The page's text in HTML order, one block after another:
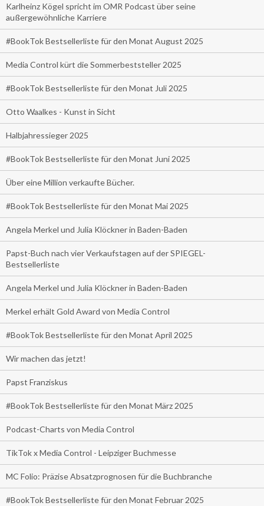
Karlheinz Kögel spricht im OMR Podcast über seine
außergewöhnliche Karriere
#BookTok Bestsellerliste für den Monat August 2025
Media Control kürt die Sommerbeststeller 2025
#BookTok Bestsellerliste für den Monat Juli 2025
Otto Waalkes - Kunst in Sicht
Halbjahressieger 2025
#BookTok Bestsellerliste für den Monat Juni 2025
Über eine Million verkaufte Bücher.
#BookTok Bestsellerliste für den Monat Mai 2025
Angela Merkel und Julia Klöckner in Baden-Baden
Papst-Buch nach vier Verkaufstagen auf der SPIEGEL-
Bestsellerliste
Angela Merkel und Julia Klöckner in Baden-Baden
Merkel erhält Gold Award von Media Control
#BookTok Bestsellerliste für den Monat April 2025
Wir machen das jetzt!
Papst Franziskus
#BookTok Bestsellerliste für den Monat März 2025
Podcast-Charts von Media Control
TikTok x Media Control - Leipziger Buchmesse
MC Folio: Präzise Absatzprognosen für die Buchbranche
#BookTok Bestsellerliste für den Monat Februar 2025